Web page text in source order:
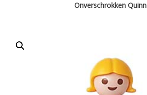
Onverschrokken Quinn